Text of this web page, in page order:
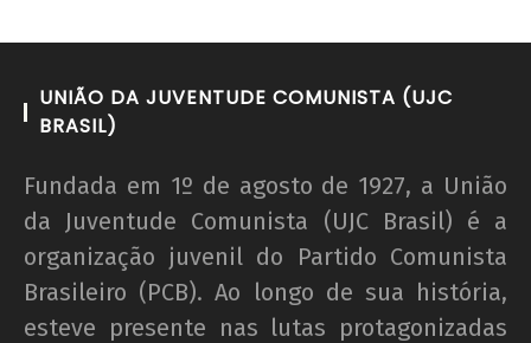
UNIÃO DA JUVENTUDE COMUNISTA (UJC
BRASIL)
Fundada em 1º de agosto de 1927, a União
da Juventude Comunista (UJC Brasil) é a
organização juvenil do Partido Comunista
Brasileiro (PCB). Ao longo de sua história,
esteve presente nas lutas protagonizadas